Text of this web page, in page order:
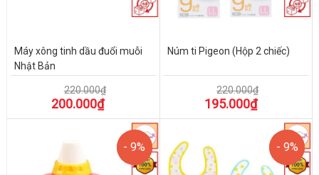
Máy xông tinh dầu đuổi muỗi
Nhật Bản
220.000₫
200.000₫
Núm ti Pigeon (Hộp 2 chiếc)
220.000₫
195.000₫
- 9%
- 9% - 9%
- 9%